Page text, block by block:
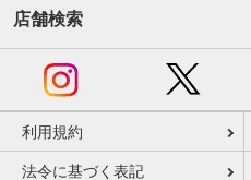
店舗検索
利用規約
法令に基づく表記